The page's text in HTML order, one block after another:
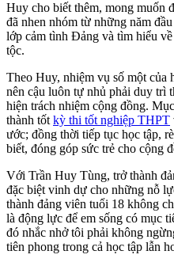
Huy cho biết thêm, mong muốn
đã nhen nhóm từ những năm
lớp cảm tình Đảng và tìm hiểu
tộc.
Theo Huy, nhiệm vụ số một của
nên cậu luôn tự nhủ phải duy trì
hiện trách nhiệm cộng đồng.
thành tốt kỳ thi tốt nghiệp THPT
ước; đồng thời tiếp tục học tập,
biết, đóng góp sức trẻ cho cộng
Với Trần Huy Tùng, trở thành
đặc biệt vinh dự cho những nỗ
thành đảng viên tuổi 18 không
là động lực để em sống có mục
đó nhắc nhở tôi phải không
tiên phong trong cả học tập lẫn